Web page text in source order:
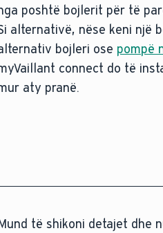
poshtë bojlerit për të
alternativë, nëse keni një
bojleri ose pompë
connect do të
aty pranë.
të shikoni detajet dhe